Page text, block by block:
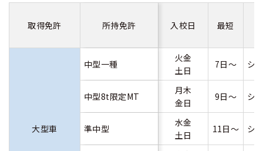
取得免許 所持免許 入校日 最短
大型車
中型一種
火金
土日
7日～ シ
中型8t限定MT
月木
金日
9日～ シ
準中型
水金
土日
11日～ シ